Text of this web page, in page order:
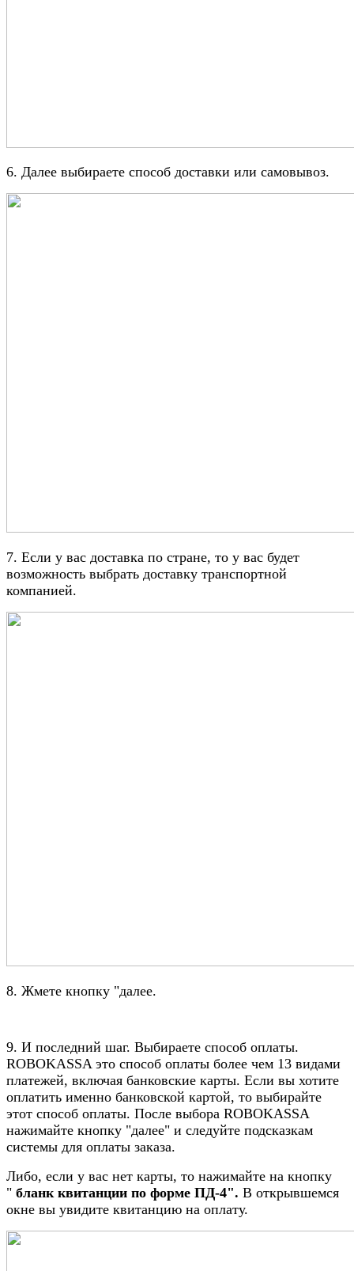
6. Далее выбираете способ доставки или самовывоз.
7. Если у вас доставка по стране, то у вас будет
возможность выбрать доставку транспортной
компанией.
8. Жмете кнопку "далее.
9. И последний шаг. Выбираете способ оплаты.
ROBOKASSA это способ оплаты более чем 13 видами
платежей, включая банковские карты. Если вы хотите
оплатить именно банковской картой, то выбирайте
этот способ оплаты. После выбора ROBOKASSA
нажимайте кнопку "далее" и следуйте подсказкам
системы для оплаты заказа.
Либо, если у вас нет карты, то нажимайте на кнопку
" бланк квитанции по форме ПД-4". В открывшемся
окне вы увидите квитанцию на оплату.